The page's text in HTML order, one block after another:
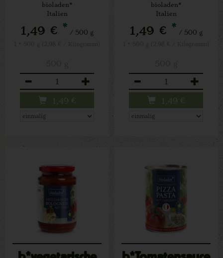
bioladen*
Italien
1,49 € * / 500 g
Anzahl
1,49 €
bioladen*
Italien
1,49 € * / 500 g
Anzahl
1,49 €